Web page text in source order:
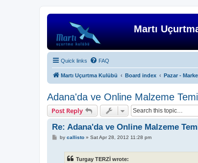
Martı
Quick links FAQ
Martı Uçurtma Kulübü Board index Pazar -
Adana'da ve Online Malzeme
Post Reply
Re: Adana'da ve Online Malzeme
Pby callisto» Sat Apr 28, 2012 11:28 pm
Turgay TERZİ wrote: